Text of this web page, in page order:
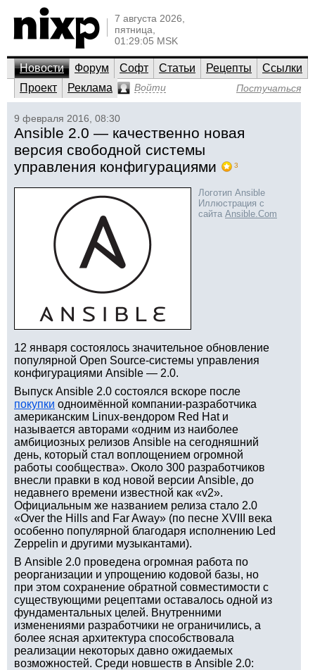
7 августа 2026,
пятница,
01:29:05 MSK
Новости Форум Софт Статьи Рецепты
Ссылки
Проект
Реклама Войти Постучаться
9 февраля 2016, 08:30
Ansible 2.0 — качественно новая
версия свободной системы
управления конфигурациями
3
Логотип Ansible
Иллюстрация с
сайта Ansible.Com
12 января состоялось значительное обновление
популярной Open Source-системы управления
конфигурациями Ansible — 2.0.
Выпуск Ansible 2.0 состоялся вскоре после
покупки одноимённой компании-разработчика
американским Linux-вендором Red Hat и
называется авторами «одним из наиболее
амбициозных релизов Ansible на сегодняшний
день, который стал воплощением огромной
работы сообщества». Около 300 разработчиков
внесли правки в код новой версии Ansible, до
недавнего времени известной как «v2».
Официальным же названием релиза стало 2.0
«Over the Hills and Far Away» (по песне XVIII века
особенно популярной благодаря исполнению Led
Zeppelin и другими музыкантами).
В Ansible 2.0 проведена огромная работа по
реорганизации и упрощению кодовой базы, но
при этом сохранение обратной совместимости с
существующими рецептами оставалось одной из
фундаментальных целей. Внутренними
изменениями разработчики не ограничились, а
более ясная архитектура способствовала
реализации некоторых давно ожидаемых
возможностей. Среди новшеств в Ansible 2.0: